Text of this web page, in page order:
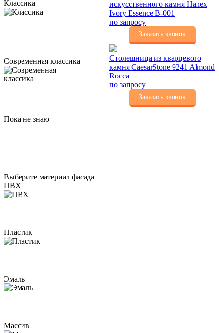
искусственного камня Hanex
Ivory Essence B-001
по запросу
Заказать звонок
Столешница из кварцевого
камня CaesarStone 9241 Almond
Rocca
по запросу
Заказать звонок
Классика
Современная классика
Пока не знаю
Выберите материал фасада
ПВХ
Пластик
Эмаль
Массив